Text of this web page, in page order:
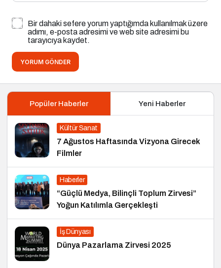
Bir dahaki sefere yorum yaptığımda kullanılmak üzere
adımı, e-posta adresimi ve web site adresimi bu
tarayıcıya kaydet.
YORUM GÖNDER
Popüler Haberler Yeni Haberler
Kültür Sanat
7 Ağustos Haftasında Vizyona Girecek
Filmler
Haberler
“Güçlü Medya, Bilinçli Toplum Zirvesi”
Yoğun Katılımla Gerçekleşti
İş Dünyası
Dünya Pazarlama Zirvesi 2025